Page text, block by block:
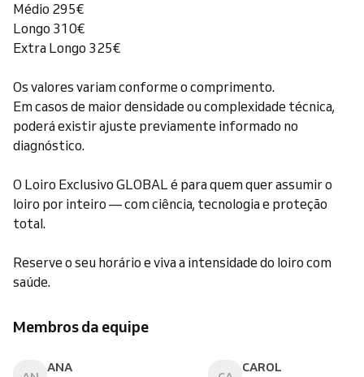
Médio 295€
Longo 310€
Extra Longo 325€
Os valores variam conforme o comprimento.
Em casos de maior densidade ou complexidade técnica,
poderá existir ajuste previamente informado no
diagnóstico.
O Loiro Exclusivo GLOBAL é para quem quer assumir o
loiro por inteiro — com ciência, tecnologia e proteção
total.
Reserve o seu horário e viva a intensidade do loiro com
saúde.
Membros da equipe
ANA
CAROL